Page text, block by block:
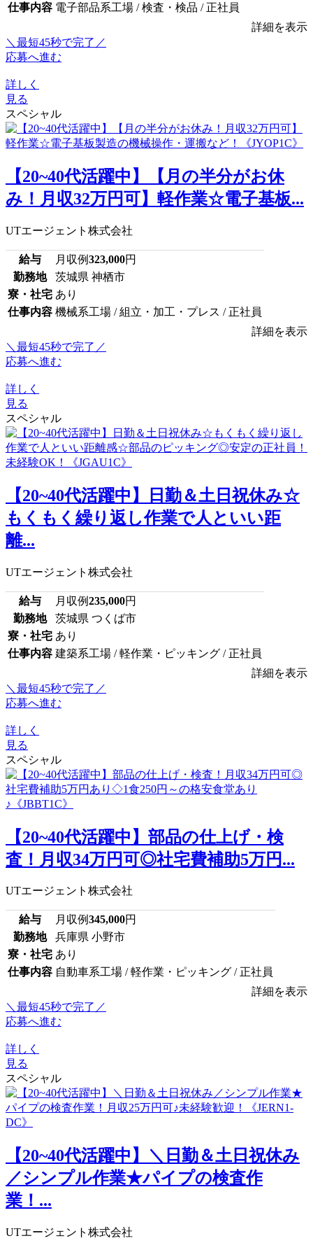
仕事内容 電子部品系工場 / 検査・検品 / 正社員
詳細を表示
＼最短45秒で完了／
応募へ進む
詳しく
見る
スペシャル
【20~40代活躍中】【月の半分がお休
み！月収32万円可】軽作業☆電子基板...
UTエージェント株式会社
給与 月収例323,000円
勤務地
茨城県 神栖市
寮・社宅 あり
仕事内容 機械系工場 / 組立・加工・プレス / 正社員
詳細を表示
＼最短45秒で完了／
応募へ進む
詳しく
見る
スペシャル
【20~40代活躍中】日勤＆土日祝休み☆
もくもく繰り返し作業で人といい距
離...
UTエージェント株式会社
給与 月収例235,000円
勤務地
茨城県 つくば市
寮・社宅 あり
仕事内容 建築系工場 / 軽作業・ピッキング / 正社員
詳細を表示
＼最短45秒で完了／
応募へ進む
詳しく
見る
スペシャル
【20~40代活躍中】部品の仕上げ・検
査！月収34万円可◎社宅費補助5万円...
UTエージェント株式会社
給与 月収例345,000円
勤務地
兵庫県 小野市
寮・社宅 あり
仕事内容 自動車系工場 / 軽作業・ピッキング / 正社員
詳細を表示
＼最短45秒で完了／
応募へ進む
詳しく
見る
スペシャル
【20~40代活躍中】＼日勤＆土日祝休み
／シンプル作業★パイプの検査作
業！...
UTエージェント株式会社